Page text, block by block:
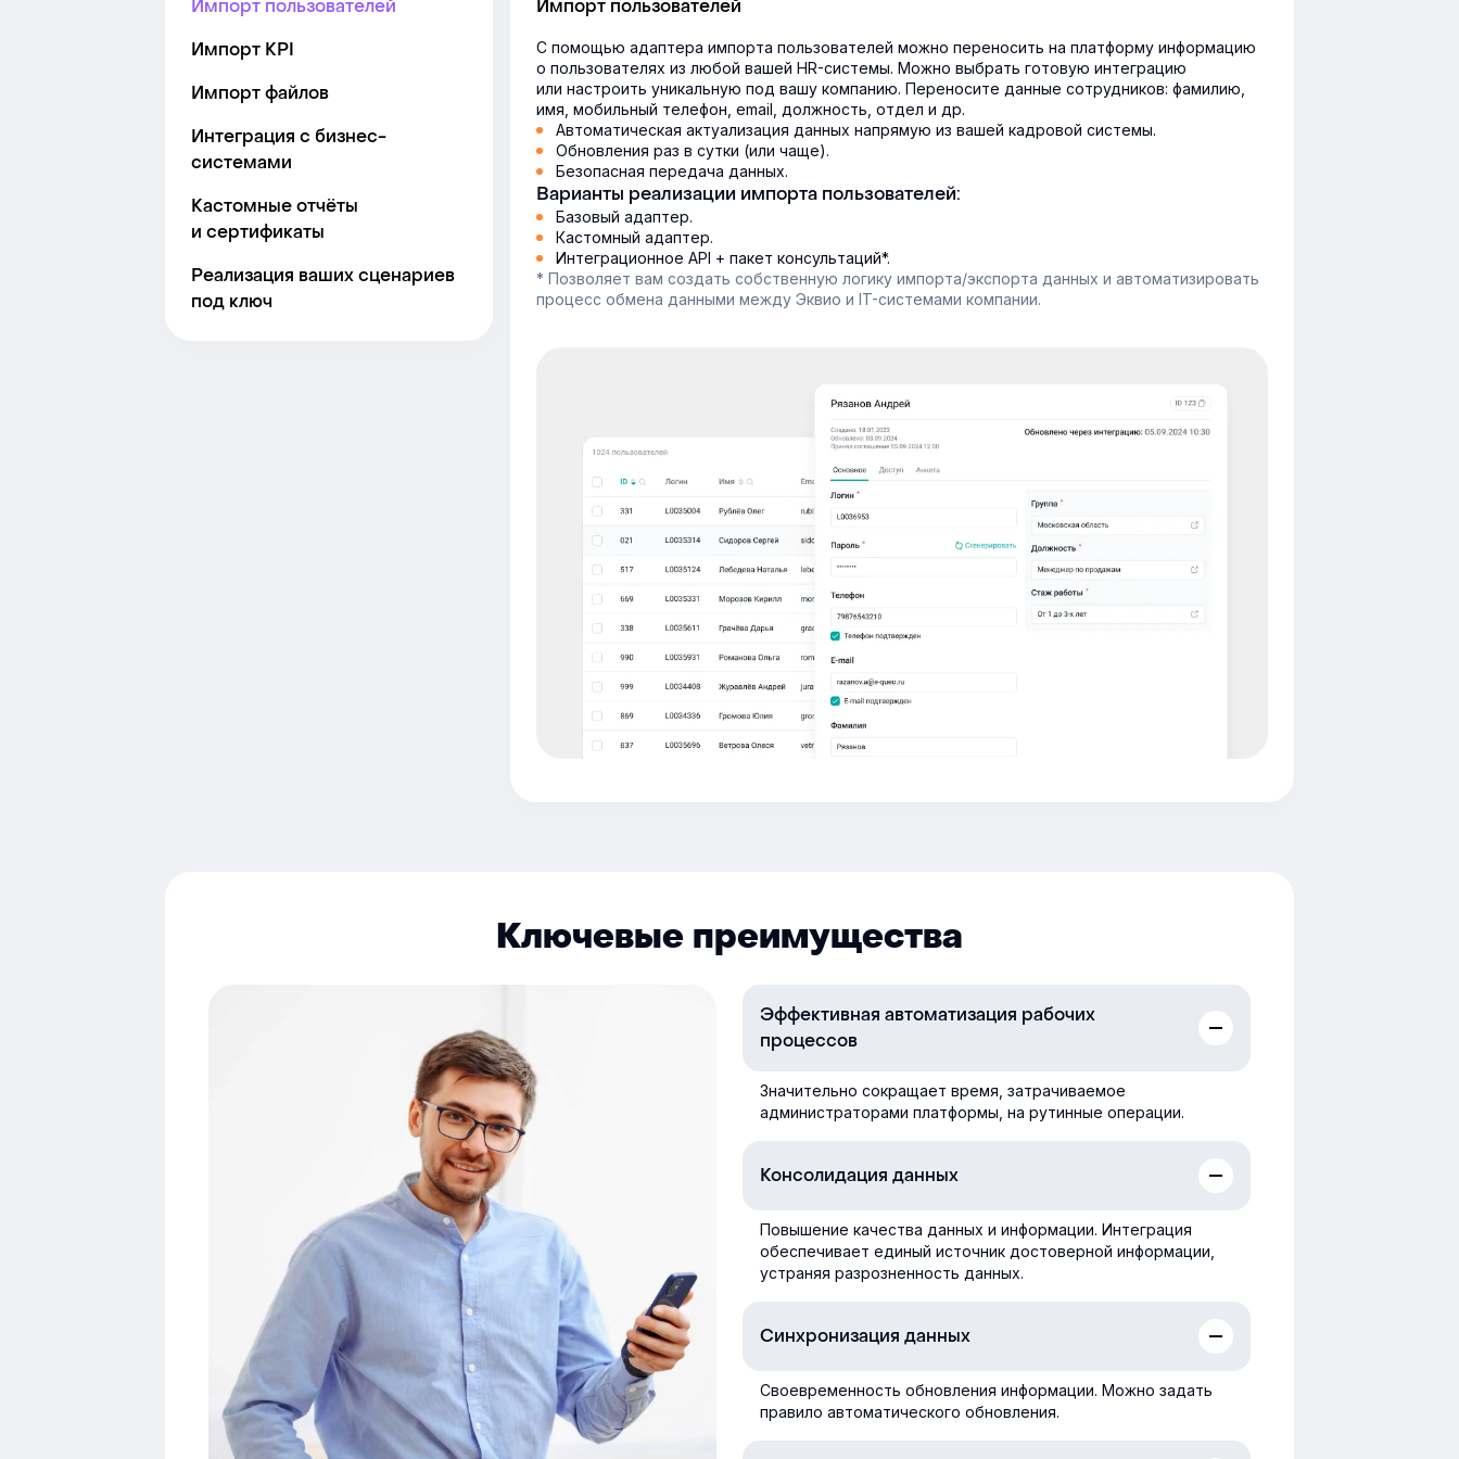
Импорт пользователей
Импорт KPI
Импорт файлов
Интеграция с бизнес-
системами
Кастомные отчёты
и сертификаты
Реализация ваших сценариев
под ключ
Импорт пользователей
С помощью адаптера импорта пользователей можно переносить на платформу информацию
о пользователях из любой вашей HR-системы. Можно выбрать готовую интеграцию
или настроить уникальную под вашу компанию. Переносите данные сотрудников: фамилию,
имя, мобильный телефон, email, должность, отдел и др.
Автоматическая актуализация данных напрямую из вашей кадровой системы.
Обновления раз в сутки (или чаще).
Безопасная передача данных.
Варианты реализации импорта пользователей:
Базовый адаптер.
Кастомный адаптер.
Интеграционное API + пакет консультаций*.
* Позволяет вам создать собственную логику импорта/экспорта данных и автоматизировать
процесс обмена данными между Эквио и IT-системами компании.
Ключевые преимущества
Эффективная автоматизация рабочих
процессов
Значительно сокращает время, затрачиваемое
администраторами платформы, на рутинные операции.
Консолидация данных
Повышение качества данных и информации. Интеграция
обеспечивает единый источник достоверной информации,
устраняя разрозненность данных.
Синхронизация данных
Своевременность обновления информации. Можно задать
правило автоматического обновления.